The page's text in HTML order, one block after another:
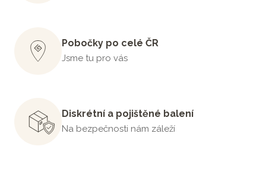
Pobočky po celé ČR
Jsme tu pro vás
Diskrétní a pojištěné balení
Na bezpečnosti nám záleží